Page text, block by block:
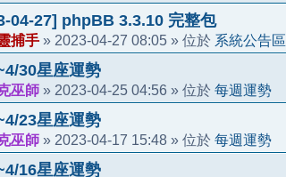
04-27] phpBB 3.3.10 完整包
捕手 » 2023-04-27 08:05 » 位於 系統公告區
30星座運勢
巫師 » 2023-04-25 04:56 » 位於 每週運勢
23星座運勢
巫師 » 2023-04-17 15:48 » 位於 每週運勢
16星座運勢